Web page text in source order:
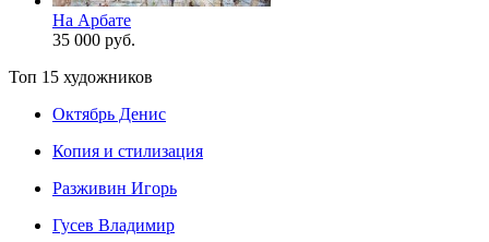
На Арбате
35 000 руб.
Топ 15 художников
Октябрь Денис
Копия и стилизация
Разживин Игорь
Гусев Владимир